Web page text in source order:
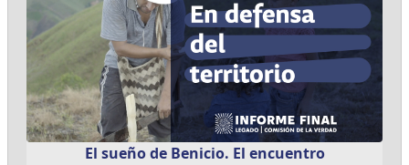
El sueño de Benicio. El encuentro